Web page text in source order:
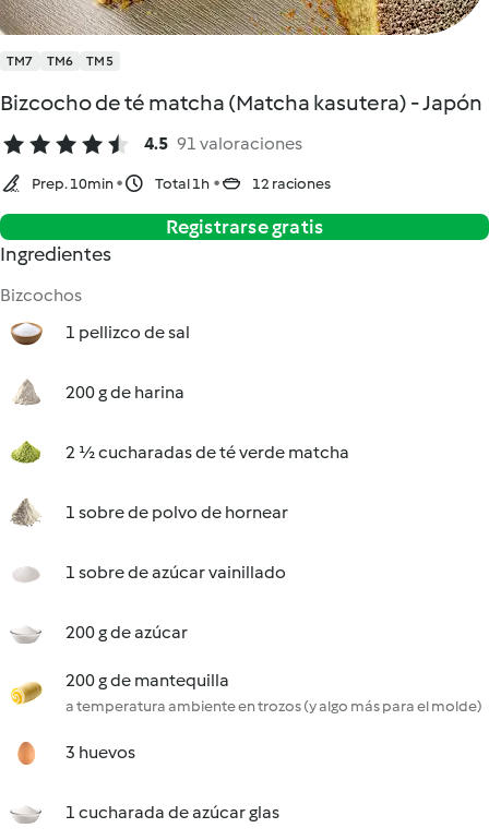
TM7 TM6 TM5
Bizcocho de té matcha (Matcha kasutera) - Japón
4.5 91 valoraciones
Prep. 10min Total 1h 12 raciones
Registrarse gratis
Ingredientes
Bizcochos
1 pellizco de sal
200 g de harina
2 ½ cucharadas de té verde matcha
1 sobre de polvo de hornear
1 sobre de azúcar vainillado
200 g de azúcar
200 g de mantequilla
a temperatura ambiente en trozos (y algo más para el molde)
3 huevos
1 cucharada de azúcar glas